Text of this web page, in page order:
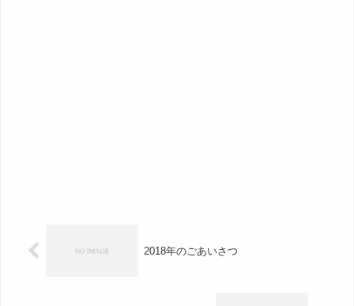
2018年のごあいさつ